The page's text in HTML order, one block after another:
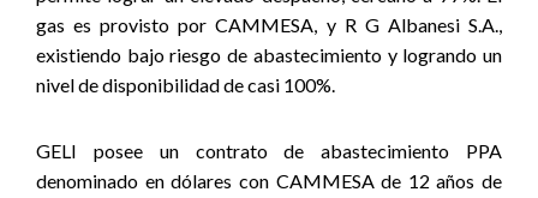
gas es provisto por CAMMESA, y R G Albanesi S.A.,
existiendo bajo riesgo de abastecimiento y logrando un
nivel de disponibilidad de casi 100%.
GELI posee un contrato de abastecimiento PPA
denominado en dólares con CAMMESA de 12 años de